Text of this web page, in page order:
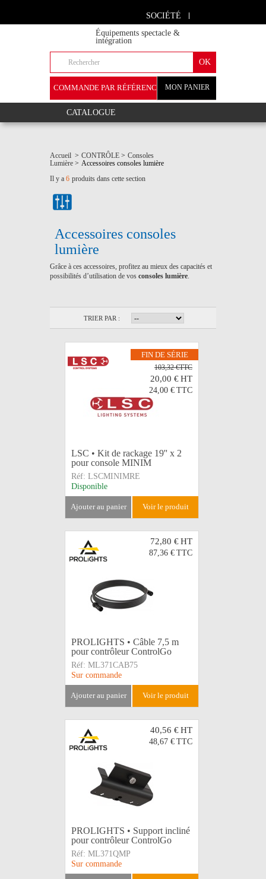
SOCIÉTÉ
Équipements spectacle &
intégration
MON PANIER
COMMANDE PAR RÉFÉRENCE
CATALOGUE
Accueil > CONTRÔLE > Consoles
Lumière > Accessoires consoles lumière
Il y a 6 produits dans cette section
Accessoires consoles
lumière
Grâce à ces accessoires, profitez au mieux des capacités et
possibilités d’utilisation de vos consoles lumière.
TRIER PAR :
FIN DE SÉRIE
103,32 €TTC
20,00 €HT
24,00 € TTC
LSC • Kit de rackage 19'' x 2
pour console MINIM
Réf: LSCMINIMRE
Disponible
ajouter au panier voir le produit
72,80 €HT
87,36 € TTC
PROLIGHTS • Câble 7,5 m
pour contrôleur ControlGo
Réf: ML371CAB75
Sur commande
ajouter au panier voir le produit
40,56 €HT
48,67 € TTC
PROLIGHTS • Support incliné
pour contrôleur ControlGo
Réf: ML371QMP
Sur commande